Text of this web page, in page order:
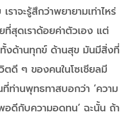
ราจะรู้สึกว่าพยายามเท่าไหร่
สุดเราด้อยค่าตัวเอง แต่
งด้านทุกข์ ด้านสุข มันมีสิ่งที่
ตดี ๆ ของคนในโซเชียลมี
ท่านพุทธทาสบอกว่า ‘ความ
ดีกับความอดทน’ ฉะนั้น ถ้า